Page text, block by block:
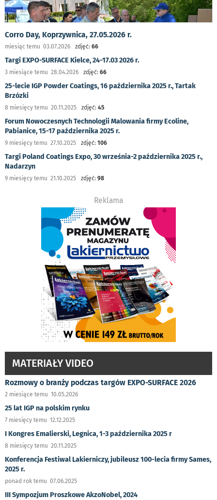
Corro Day, Koprzywnica, 27.05.2026 r.
miesiąc temu 03.07.2026 zdjęć: 66
Targi EXPO-SURFACE Kielce, 24-17.03 2026 r.
3 miesiące temu 28.04.2026 zdjęć: 66
25-lecie IGP Powder Coatings, 16 października 2025 r., Tartak
Brzózki
8 miesięcy temu 20.11.2025 zdjęć: 45
Forum Nowoczesnych Technologii Malowania firmy Ecoline,
Pabianice, 15-17 października 2025 r.
9 miesięcy temu 27.10.2025 zdjęć: 106
Targi Poland Coatings Expo, 30 września-2 października 2025 r.,
Nadarzyn
9 miesięcy temu 21.10.2025 zdjęć: 98
Reklama
MATERIAŁY VIDEO
Rozmowy o branży podczas targów EXPO-SURFACE 2026
2 miesiące temu 10.05.2026
25 lat IGP na polskim rynku
7 miesięcy temu 12.12.2025
I Kongres Emalierski, Legnica, 1-3 października 2025 r
8 miesięcy temu 20.11.2025
Konferencja Festiwal Lakierniczy, jubileusz 100-lecia firmy Sames,
2025 r.
ponad rok temu 07.06.2025
III Sympozjum Proszkowe AkzoNobel, 2024